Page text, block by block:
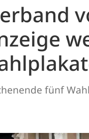
fünf